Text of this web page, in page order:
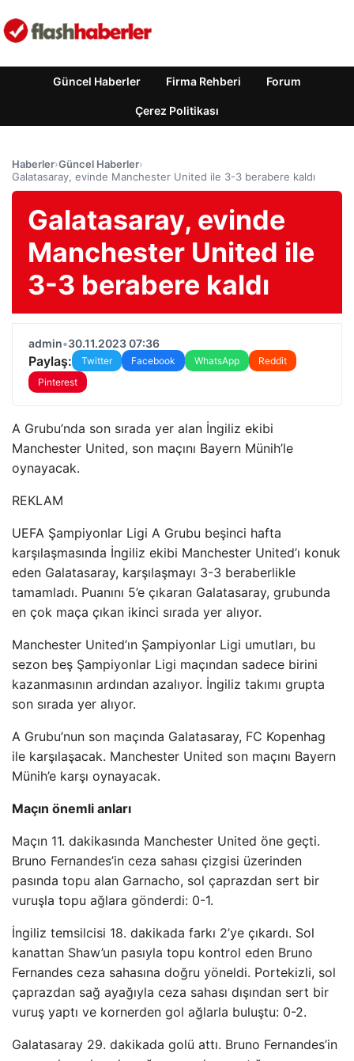
Güncel Haberler Firma Rehberi Forum
Çerez Politikası
Haberler›Güncel Haberler›
Galatasaray, evinde Manchester United ile 3-3 berabere kaldı
Galatasaray, evinde
Manchester United ile
3-3 berabere kaldı
admin•30.11.2023 07:36
Paylaş: Twitter Facebook WhatsApp
Reddit
Pinterest
A Grubu’nda son sırada yer alan İngiliz ekibi
Manchester United, son maçını Bayern Münih’le
oynayacak.
REKLAM
UEFA Şampiyonlar Ligi A Grubu beşinci hafta
karşılaşmasında İngiliz ekibi Manchester United’ı konuk
eden Galatasaray, karşılaşmayı 3-3 beraberlikle
tamamladı. Puanını 5’e çıkaran Galatasaray, grubunda
en çok maça çıkan ikinci sırada yer alıyor.
Manchester United’ın Şampiyonlar Ligi umutları, bu
sezon beş Şampiyonlar Ligi maçından sadece birini
kazanmasının ardından azalıyor. İngiliz takımı grupta
son sırada yer alıyor.
A Grubu’nun son maçında Galatasaray, FC Kopenhag
ile karşılaşacak. Manchester United son maçını Bayern
Münih’e karşı oynayacak.
Maçın önemli anları
Maçın 11. dakikasında Manchester United öne geçti.
Bruno Fernandes’in ceza sahası çizgisi üzerinden
pasında topu alan Garnacho, sol çaprazdan sert bir
vuruşla topu ağlara gönderdi: 0-1.
İngiliz temsilcisi 18. dakikada farkı 2’ye çıkardı. Sol
kanattan Shaw’un pasıyla topu kontrol eden Bruno
Fernandes ceza sahasına doğru yöneldi. Portekizli, sol
çaprazdan sağ ayağıyla ceza sahası dışından sert bir
vuruş yaptı ve kornerden gol ağlarla buluştu: 0-2.
Galatasaray 29. dakikada golü attı. Bruno Fernandes’in